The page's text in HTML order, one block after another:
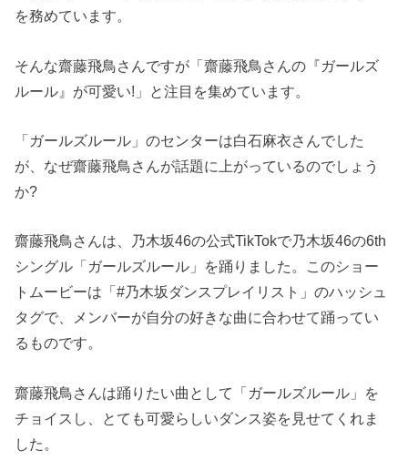
を務めています。
そんな齋藤飛鳥さんですが「齋藤飛鳥さんの『ガールズ
ルール』が可愛い!」と注目を集めています。
「ガールズルール」のセンターは白石麻衣さんでした
が、なぜ齋藤飛鳥さんが話題に上がっているのでしょう
か?
齋藤飛鳥さんは、乃木坂46の公式TikTokで乃木坂46の6th
シングル「ガールズルール」を踊りました。このショー
トムービーは「#乃木坂ダンスプレイリスト」のハッシュ
タグで、メンバーが自分の好きな曲に合わせて踊ってい
るものです。
齋藤飛鳥さんは踊りたい曲として「ガールズルール」を
チョイスし、とても可愛らしいダンス姿を見せてくれま
した。